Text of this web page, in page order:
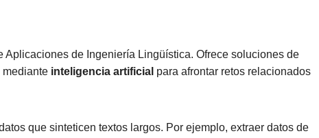
Aplicaciones de Ingeniería Lingüística. Ofrece soluciones de
mediante inteligencia artificial para afrontar retos relacionados
que sinteticen textos largos. Por ejemplo, extraer datos de